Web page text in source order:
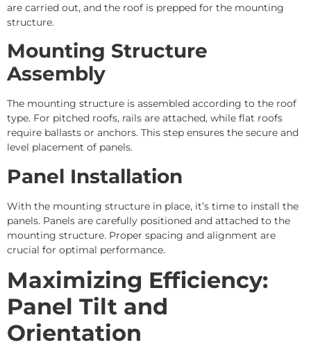
are carried out, and the roof is prepped for the mounting
structure.
Mounting Structure
Assembly
The mounting structure is assembled according to the roof
type. For pitched roofs, rails are attached, while flat roofs
require ballasts or anchors. This step ensures the secure and
level placement of panels.
Panel Installation
With the mounting structure in place, it’s time to install the
panels. Panels are carefully positioned and attached to the
mounting structure. Proper spacing and alignment are
crucial for optimal performance.
Maximizing Efficiency:
Panel Tilt and
Orientation